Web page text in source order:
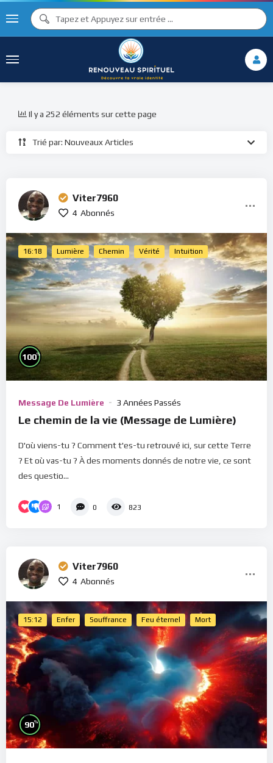
Trié par: Nouveaux Articles
Il y a 252 éléments sur cette page
Viter7960
4 Abonnés
16:18 Lumière Chemin Vérité Intuition
100%
Message De Lumière 3 Années Passés
Le chemin de la vie (Message de Lumière)
D'où viens-tu ? Comment t'es-tu retrouvé ici, sur cette Terre
? Et où vas-tu ? À des moments donnés de notre vie, ce sont
des questio...
1 0 823
Viter7960
4 Abonnés
15:12 Enfer Souffrance Feu éternel Mort
90%